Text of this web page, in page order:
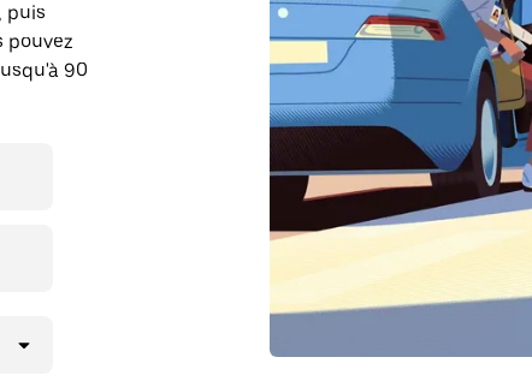
puis
pouvez
90